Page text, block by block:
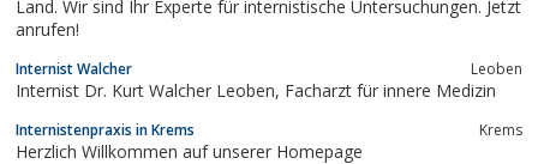
Land. Wir sind Ihr Experte für internistische Untersuchungen. Jetzt
anrufen!
Internist Walcher Leoben
Internist Dr. Kurt Walcher Leoben, Facharzt für innere Medizin
Internistenpraxis in Krems Krems
Herzlich Willkommen auf unserer Homepage